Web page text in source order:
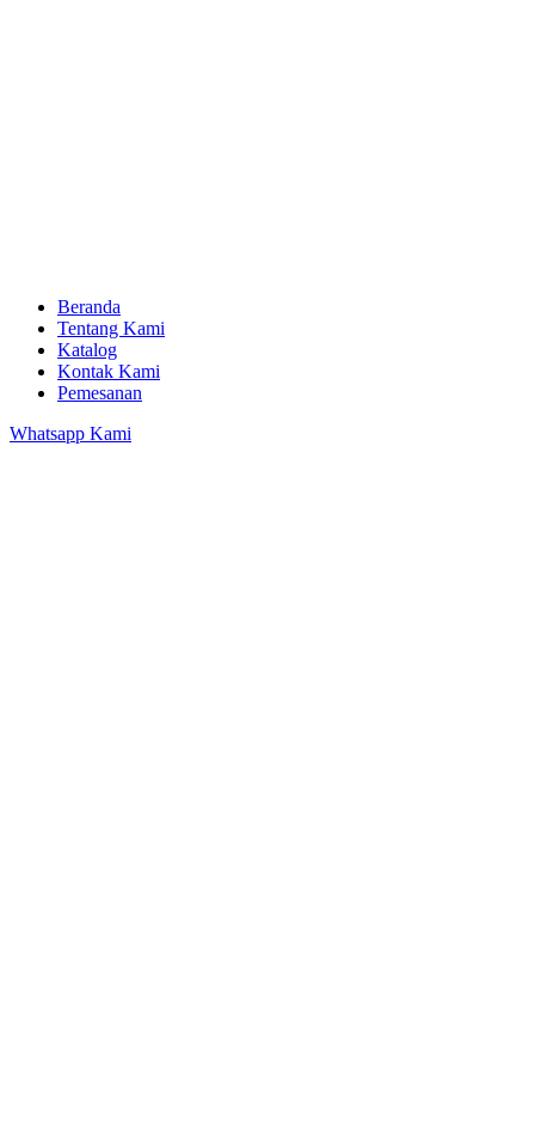
Beranda
Tentang Kami
Katalog
Kontak Kami
Pemesanan
Whatsapp Kami